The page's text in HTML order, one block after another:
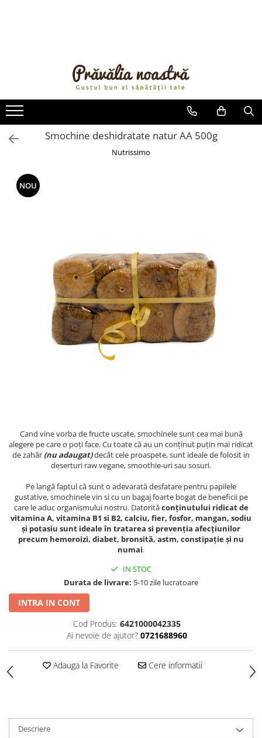
ULEIURI ȘI UNTURI
MĂSLINE
NUCI ȘI SEMINȚE
FRUCTE DESHIDRATATE
FRUCTE LA CONSERVĂ
OȚETURI ȘI SOSURI
OREZ ȘI CEREALE
CREME ȘI PASTE TARTINABILE
CONDIMENTE
CEAIURI GRECEȘTI
CIOCOLATĂ ȘI CACAO
HEALTHY SNACKS
COSMETICE
REMEDII NATURISTE
Smochine deshidratate natur AA 500g
Nutrissimo
NOU
Cand vine vorba de fructe uscate, smochinele sunt cea mai bună
alegere pe care o poți face. Cu toate că au un conținut puțin mai ridicat
de zahăr (nu adaugat)decât cele proaspete, sunt ideale de folosit in
deserturi raw vegane, smoothie-uri sau sosuri.
Pe langă faptul că sunt o adevarată desfatare pentru papilele
gustative, smochinele vin si cu un bagaj foarte bogat de beneficii pe
care le aduc organismului nostru. Datorităconținutului ridicat de
vitamina A, vitamina B1 si B2, calciu, fier, fosfor, mangan, sodiu
și potasiu sunt ideale în tratarea si prevenția afecțiunilor
precum hemoroizi, diabet, bronsită, astm, constipație și nu
numai.
IN STOC
Durata de livrare: 5-10 zile lucratoare
INTRA IN CONT
Cod Produs: 6421000042335
Ai nevoie de ajutor? 0721688960
Adauga la Favorite Cere informatii
Descriere